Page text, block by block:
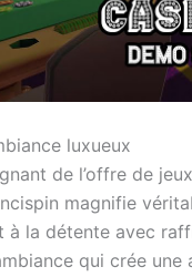
luxueux
de l’offre de
magnifie
à la détente avec
qui crée